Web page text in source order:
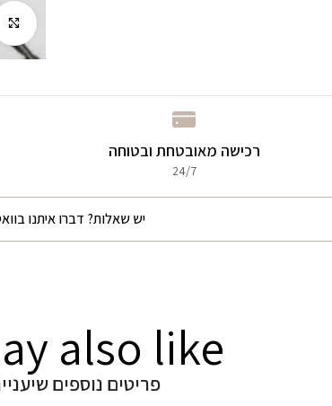
רכישה מאובטחת ובטוחה
24/7
יש שאלות? דברו איתנו
also like
פריטים נוספים